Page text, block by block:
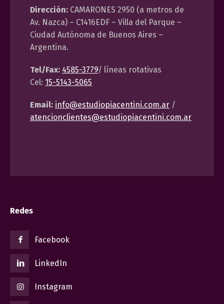
Dirección: CAMARONES 2950 (a metros de
Av. Nazca) – C1416EDF – Villa del Parque –
Ciudad Autónoma de Buenos Aires –
Argentina.
Tel/Fax: 4585-3779/ líneas rotativas
Cel: 15-5143-5065
Email: info@estudiopiacentini.com.ar /
atencionclientes@estudiopiacentini.com.ar
Redes
Facebook
LinkedIn
Instagram